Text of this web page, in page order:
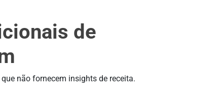
de
não fornecem insights de receita.